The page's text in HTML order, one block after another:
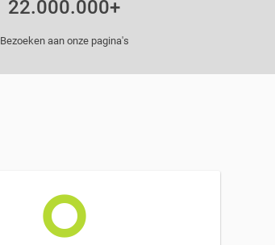
22.000.000+
Bezoeken aan onze pagina's
trip_origin